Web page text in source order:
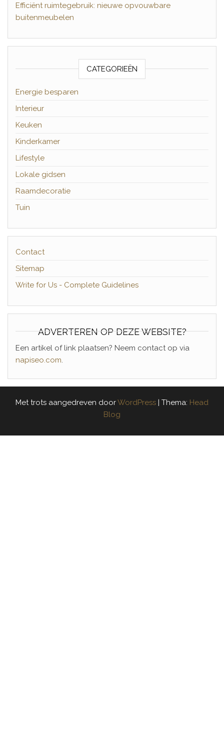
Efficiënt ruimtegebruik: nieuwe opvouwbare
buitenmeubelen
CATEGORIEËN
Energie besparen
Interieur
Keuken
Kinderkamer
Lifestyle
Lokale gidsen
Raamdecoratie
Tuin
Contact
Sitemap
Write for Us - Complete Guidelines
ADVERTEREN OP DEZE WEBSITE?
Een artikel of link plaatsen? Neem contact op via
napiseo.com.
Met trots aangedreven doorWordPress | Thema: Head
Blog